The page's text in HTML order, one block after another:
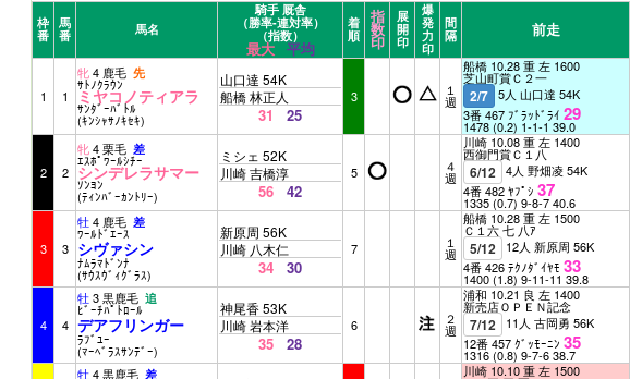
枠
番
馬
番
馬名
騎手 厩舎
（勝率-連対率）
（指数）
最大 平均
着
順
指
数
印
展
開
印
爆
発
力
印
間
隔
前走
1 1
牝4 鹿毛先
ｻﾄﾉｸﾗｳﾝ
ミヤコノティアラ
ｻﾝﾀﾞｰﾊﾞﾄﾙ
(ｷﾝｼｬｻﾉｷｾｷ)
山口達 54K
船橋 林正人
31 25
3 １
週
船橋 10.28 重 左 1600
芝山町賞Ｃ２一
2/7 5人 山口達 54K
3番 467 ﾌﾞﾗｯﾄﾞﾗｲ29
1478(0.2) 1-1-139.0
2 2
牝4 栗毛差
ｴｽﾎﾟﾜｰﾙｼﾁｰ
シンデレラサマー
ｿﾝﾖﾝ
(ﾃｨﾝﾊﾞｰｶﾝﾄﾘｰ)
ミシェ 52K
川崎 吉橋淳
56 42
5 ４
週
川崎 10.08 重 左 1400
西御門賞Ｃ１八
6/12 4人 野畑凌 54K
4番 482 ﾔﾌﾟｼ37
1335(0.7) 9-8-740.6
3 3
牡4 鹿毛差
ﾜｰﾙﾄﾞｴｰｽ
シヴァシン
ﾅﾑﾗﾏﾄﾞﾝﾅ
(ｻｳｽｳﾞｨｸﾞﾗｽ)
新原周 56K
川崎 八木仁
34 30
7 １
週
船橋 10.28 重 左 1500
Ｃ１六 七 八ｱ
5/12
12人 新原周 56K
4番 426 ﾃｸﾉﾀﾞｲﾔﾓ33
1400(1.8) 9-11-11 39.8
4 4
牡3 黒鹿毛追
ﾋﾞｰﾁﾊﾟﾄﾛｰﾙ
デアフリンガー
ﾗﾌﾞﾕｰ
(ﾏｰﾍﾞﾗｽｻﾝﾃﾞｰ)
神尾香 53K
川崎 岩本洋
35 28
6 ２
週
浦和 10.21 良 左 1400
新売店ＯＰＥＮ記念
7/12
11人 古岡勇 56K
12番 457 ｸﾞｯﾓｰﾆﾝ35
1316(0.8) 9-7-638.7
牡4 黒鹿毛差 川崎 10.10 重 左 1500